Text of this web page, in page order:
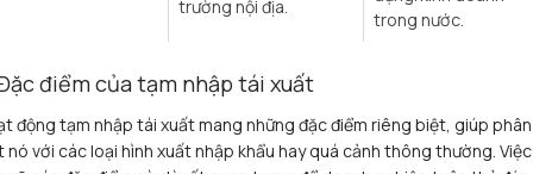
trường nội địa. ​
trong nước. ​
điểm của tạm nhập tái xuất
động tạm nhập tái xuất mang những đặc điểm riêng biệt, giúp phân
nó với các loại hình xuất nhập khẩu hay quá cảnh thông thường. Việc